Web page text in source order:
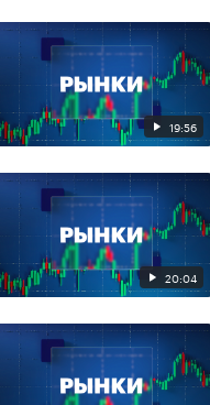
19:56
20:04